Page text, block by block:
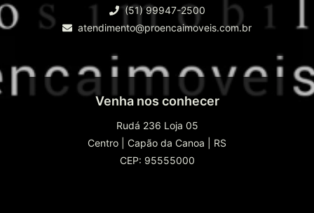
(51) 99947-2500
atendimento@proencaimoveis.com.br
Venha nos conhecer
Rudá 236 Loja 05
Centro
Capão da Canoa
RS
CEP: 95555000